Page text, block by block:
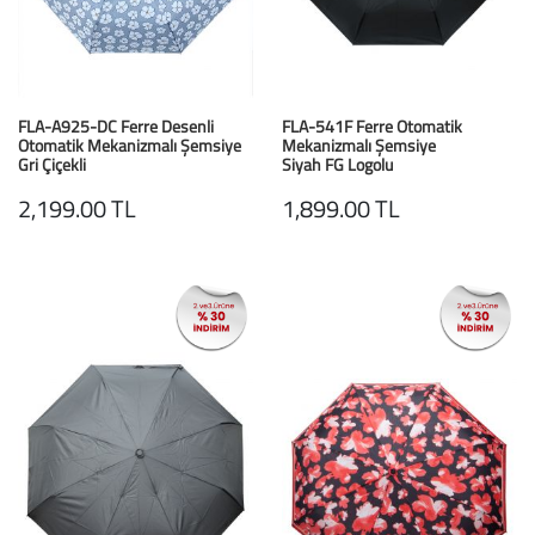
Büyük Beden
Crocs
Mini Melissa
Primigi
Kifidis
Kids
SoftStep
Dizlikler
Fıtık Bağları
Kol Askısı
Omuz Destekleri
Parmak Atelleri
Rom Walker &
Metal Ortopedi
Kifidis Softstep
Kifidis Aqua
K1992 Serisi
FLA-A925-DC Ferre Desenli
Otomatik Mekanizmalı Şemsiye
Gri Çiçekli
2,199.00 TL
FLA-541F Ferre Otomatik
Mekanizmalı Şemsiye
Siyah FG Logolu
1,899.00 TL